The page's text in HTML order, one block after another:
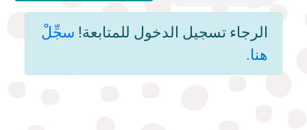
الرجاء تسجيل الدخول للمتابعة! سجِّلْ
هنا.